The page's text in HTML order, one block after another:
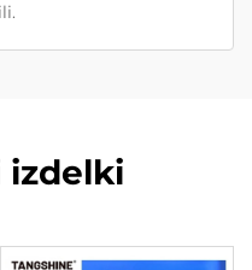
izdelki